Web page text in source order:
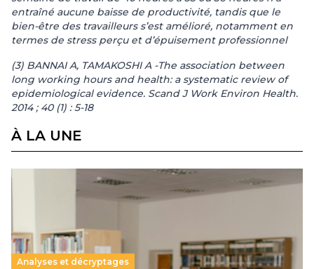
entraîné aucune baisse de productivité, tandis que le
bien-être des travailleurs s’est amélioré, notamment en
termes de stress perçu et d’épuisement professionnel
(3) BANNAI A, TAMAKOSHI A -The association between
long working hours and health: a systematic review of
epidemiological evidence. Scand J Work Environ Health.
2014 ; 40 (1) : 5-18
À LA UNE
Analyses et décryptages